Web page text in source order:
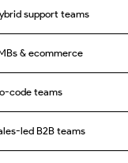
support teams
& ecommerce
code teams
led B2B teams